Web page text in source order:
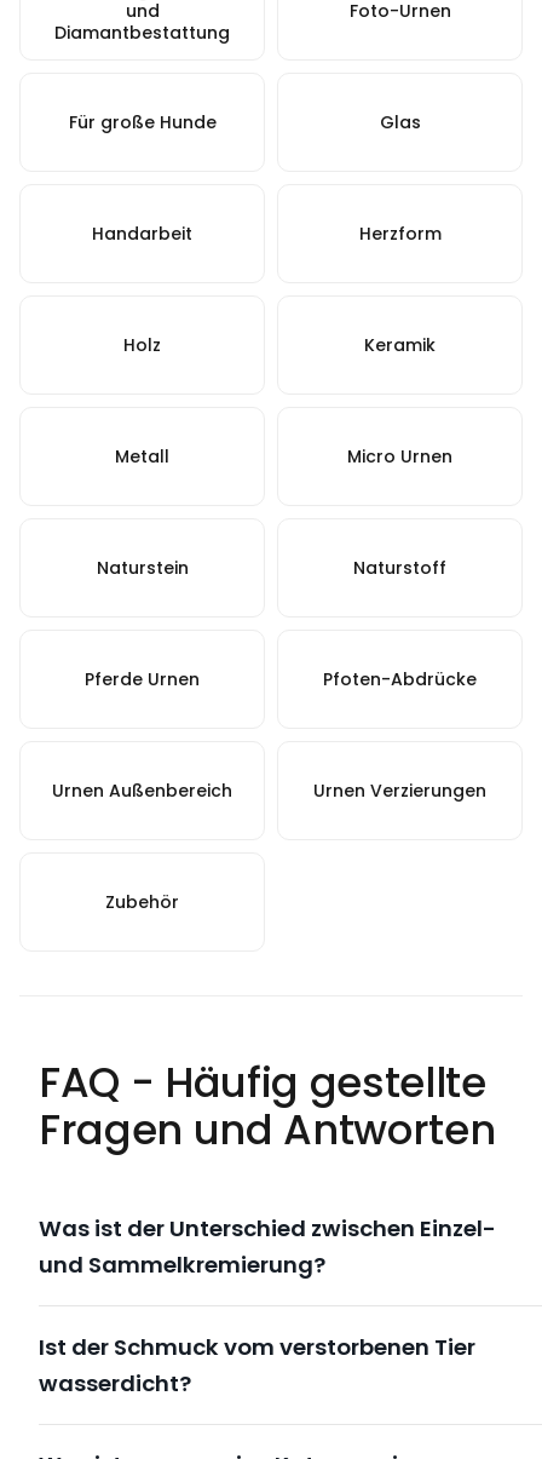
und
Diamantbestattung
Foto-Urnen
Für große Hunde Glas
Handarbeit Herzform
Holz Keramik
Metall Micro Urnen
Naturstein Naturstoff
Pferde Urnen Pfoten-Abdrücke
Urnen Außenbereich Urnen Verzierungen
Zubehör
FAQ - Häufig gestellte
Fragen und Antworten
Was ist der Unterschied zwischen Einzel-
und Sammelkremierung?
Ist der Schmuck vom verstorbenen Tier
wasserdicht?